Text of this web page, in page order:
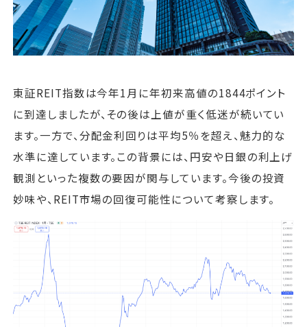
メールマガジン登録
よくある質問
東証REIT指数は今年1月に年初来高値の1844ポイント
に到達しましたが、その後は上値が重く低迷が続いてい
ます。一方で、分配金利回りは平均5％を超え、魅力的な
水準に達しています。この背景には、円安や日銀の利上げ
観測といった複数の要因が関与しています。今後の投資
妙味や、REIT市場の回復可能性について考察します。